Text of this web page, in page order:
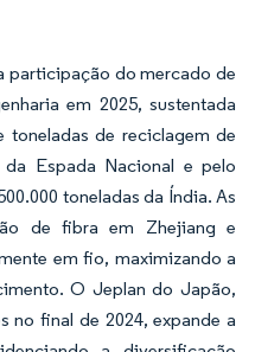
participação do mercado de
em 2025, sustentada
toneladas de reciclagem de
Espada Nacional e pelo
toneladas da Índia. As
de fibra em Zhejiang e
em fio, maximizando a
O Jeplan do Japão,
no final de 2024, expande a